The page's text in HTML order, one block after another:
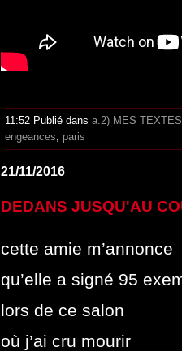
11:52 Publié dans a.2) MES TEXTES
engeances
paris
21/11/2016
DEDANS JUSQU'AU
cette amie m’annonce
qu’elle a signé 95
lors de ce salon
où j’ai cru mourir